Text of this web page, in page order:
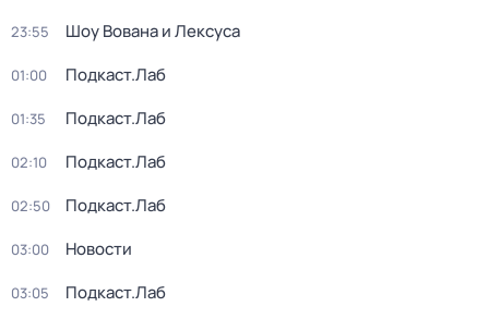
23:55 Шоу Вована и Лексуса
01:00 Подкаст.Лаб
01:35 Подкаст.Лаб
02:10 Подкаст.Лаб
02:50 Подкаст.Лаб
03:00 Новости
03:05 Подкаст.Лаб